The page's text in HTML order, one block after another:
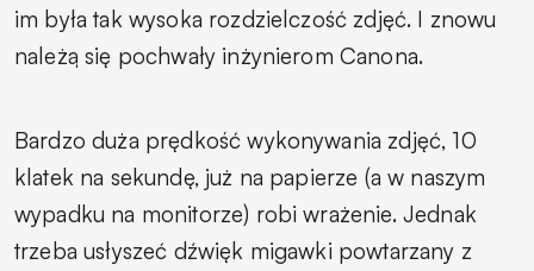
im była tak wysoka rozdzielczość zdjęć. I znowu
należą się pochwały inżynierom Canona.
Bardzo duża prędkość wykonywania zdjęć, 10
klatek na sekundę, już na papierze (a w naszym
wypadku na monitorze) robi wrażenie. Jednak
trzeba usłyszeć dźwięk migawki powtarzany z